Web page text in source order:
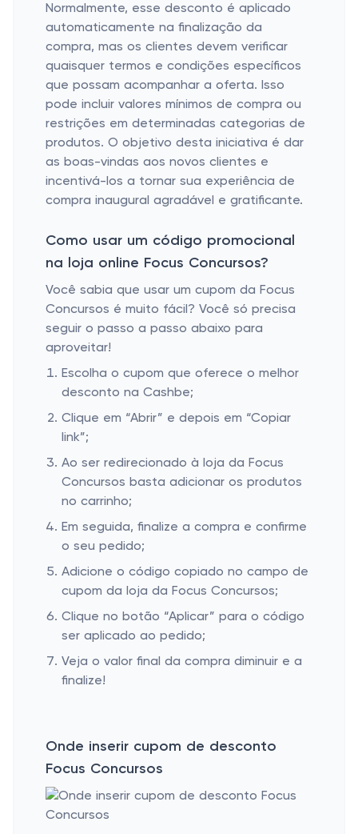
Normalmente, esse desconto é aplicado
automaticamente na finalização da
compra, mas os clientes devem verificar
quaisquer termos e condições específicos
que possam acompanhar a oferta. Isso
pode incluir valores mínimos de compra ou
restrições em determinadas categorias de
produtos. O objetivo desta iniciativa é dar
as boas-vindas aos novos clientes e
incentivá-los a tornar sua experiência de
compra inaugural agradável e gratificante.
Como usar um código promocional
na loja online Focus Concursos?
Você sabia que usar um cupom da Focus
Concursos é muito fácil? Você só precisa
seguir o passo a passo abaixo para
aproveitar!
Escolha o cupom que oferece o melhor
desconto na Cashbe;
Clique em “Abrir” e depois em “Copiar
link”;
Ao ser redirecionado à loja da Focus
Concursos basta adicionar os produtos
no carrinho;
Em seguida, finalize a compra e confirme
o seu pedido;
Adicione o código copiado no campo de
cupom da loja da Focus Concursos;
Clique no botão “Aplicar” para o código
ser aplicado ao pedido;
Veja o valor final da compra diminuir e a
finalize!
Onde inserir cupom de desconto
Focus Concursos